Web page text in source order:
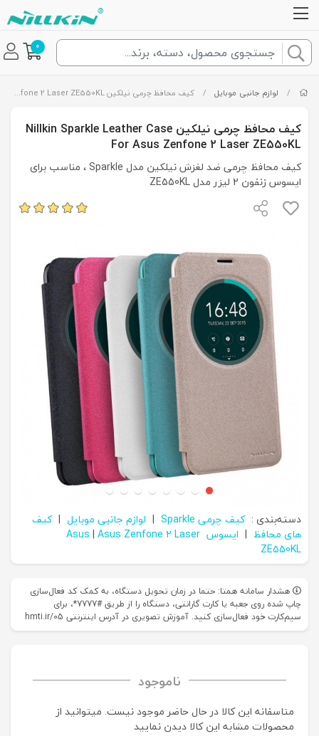
0
/ لوازم جانبی موبایل / کیف محافظ چرمی نیلکین Nillkin Sparkle Leather Case For Asus Zenfone 2 Laser ZE550KL
کیف محافظ چرمی نیلکین Nillkin Sparkle Leather Case
For Asus Zenfone 2 Laser ZE550KL
کیف محافظ چرمی ضد لغزش نیلکین مدل Sparkle ، مناسب برای
ایسوس زنفون 2 لیزر مدل ZE550KL
دسته‌بندی : کیف چرمی Sparkle | لوازم جانبی موبایل | کیف
های محافظ | ایسوس Asus | Asus Zenfone 2 Laser
ZE550KL
هشدار سامانه همتا: حتما در زمان تحویل دستگاه، به کمک کد فعال‌سازی
چاپ شده روی جعبه یا کارت گارانتی، دستگاه را از طریق #7777*، برای
سیم‌کارت خود فعال‌سازی کنید. آموزش تصویری در آدرس اینترنتی hmti.ir/05
ناموجود
متاسفانه این کالا در حال حاضر موجود نیست. می‍توانید از
محصولات مشابه این کالا دیدن نمایید